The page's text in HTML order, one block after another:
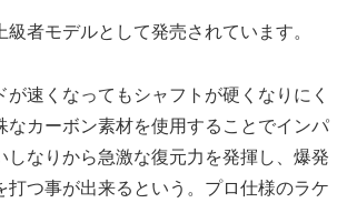
級者モデルとして発売されています。
が速くなってもシャフトが硬くなりにく
なカーボン素材を使用することでインパ
しなりから急激な復元力を発揮し、爆発
打つ事が出来るという。プロ仕様のラケ